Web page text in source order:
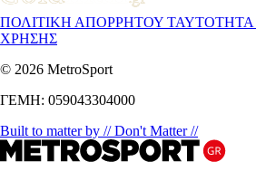
ΠΟΛΙΤΙΚΗ ΑΠΟΡΡΗΤΟΥ ΤΑΥΤΟΤΗΤΑ
ΧΡΗΣΗΣ
© 2026 MetroSport
ΓΕΜΗ: 059043304000
Built to matter by // Don't Matter //